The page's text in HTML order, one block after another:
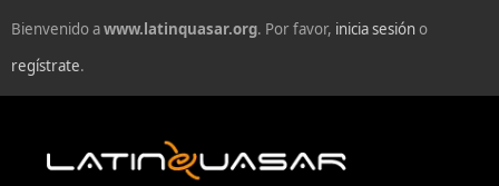
Bienvenido awww.latinquasar.org. Por favor, inicia sesióno
regístrate.